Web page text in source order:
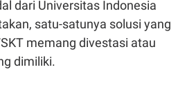
dari Universitas Indonesia
satu-satunya solusi yang
memang divestasi atau
dimiliki.